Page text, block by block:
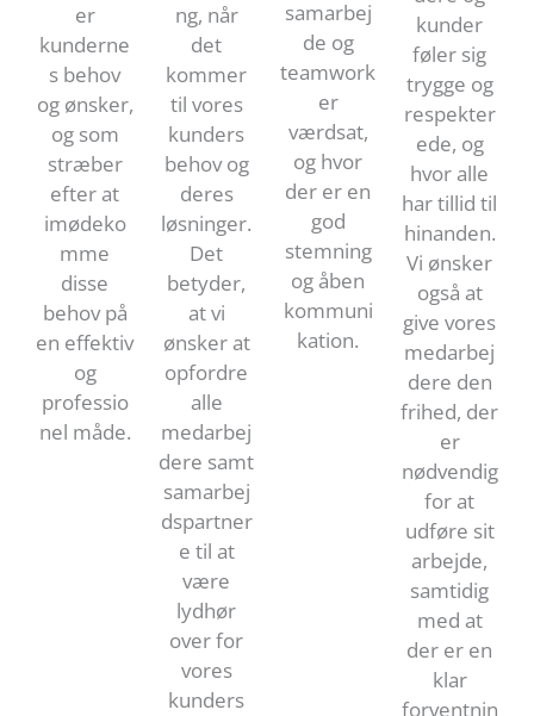
er
kunderne
s behov
og ønsker,
og som
stræber
efter at
imødeko
mme
disse
behov på
en effektiv
og
professio
nel måde.
ng, når
det
kommer
til vores
kunders
behov og
deres
løsninger.
Det
betyder,
at vi
ønsker at
opfordre
alle
medarbej
dere samt
samarbej
dspartner
e til at
være
lydhør
over for
vores
kunders
samarbej
de og
teamwork
er
værdsat,
og hvor
der er en
god
stemning
og åben
kommuni
kation.
kunder
føler sig
trygge og
respekter
ede, og
hvor alle
har tillid til
hinanden.
Vi ønsker
også at
give vores
medarbej
dere den
frihed, der
er
nødvendig
for at
udføre sit
arbejde,
samtidig
med at
der er en
klar
forventnin